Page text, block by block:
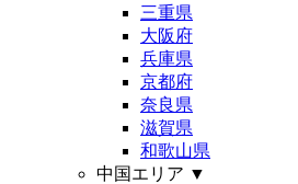
三重県
大阪府
兵庫県
京都府
奈良県
滋賀県
和歌山県
中国エリア ▼